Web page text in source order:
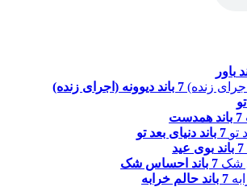
باور
7 باند
دیوونه (اجرای زنده)
تو
7 باند
همدست
7 باند
دنیای بعد تو
7 باند
بوی عید
7 باند
احساس شک
7 باند
حالم خرابه